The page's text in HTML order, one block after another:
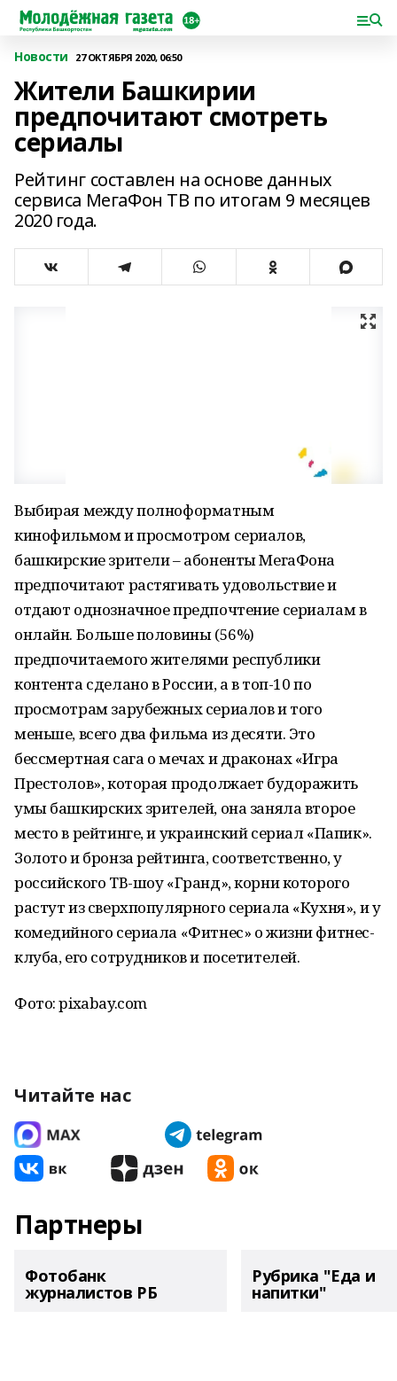
Новости 27 ОКТЯБРЯ 2020, 06:50
Жители Башкирии
предпочитают смотреть
сериалы
Рейтинг составлен на основе данных
сервиса МегаФон ТВ по итогам 9 месяцев
2020 года.
Выбирая между полноформатным
кинофильмом и просмотром сериалов,
башкирские зрители – абоненты МегаФона
предпочитают растягивать удовольствие и
отдают однозначное предпочтение сериалам в
онлайн. Больше половины (56%)
предпочитаемого жителями республики
контента сделано в России, а в топ-10 по
просмотрам зарубежных сериалов и того
меньше, всего два фильма из десяти. Это
бессмертная сага о мечах и драконах «Игра
Престолов», которая продолжает будоражить
умы башкирских зрителей, она заняла второе
место в рейтинге, и украинский сериал «Папик».
Золото и бронза рейтинга, соответственно, у
российского ТВ-шоу «Гранд», корни которого
растут из сверхпопулярного сериала «Кухня», и у
комедийного сериала «Фитнес» о жизни фитнес-
клуба, его сотрудников и посетителей.
Фото: pixabay.com
Читайте нас
Партнеры
Фотобанк
журналистов РБ
Рубрика "Еда и
напитки"